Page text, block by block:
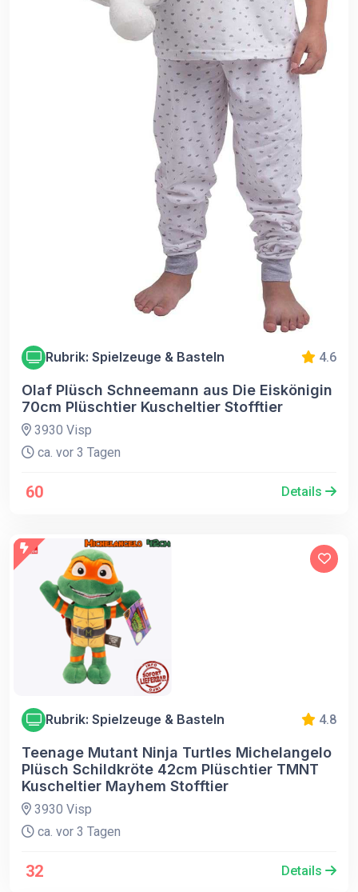
Rubrik: Spielzeuge & Basteln 4.6
Olaf Plüsch Schneemann aus Die Eiskönigin
70cm Plüschtier Kuscheltier Stofftier
3930 Visp
ca. vor 3 Tagen
60 Details
Rubrik: Spielzeuge & Basteln 4.8
Teenage Mutant Ninja Turtles Michelangelo
Plüsch Schildkröte 42cm Plüschtier TMNT
Kuscheltier Mayhem Stofftier
3930 Visp
ca. vor 3 Tagen
32 Details